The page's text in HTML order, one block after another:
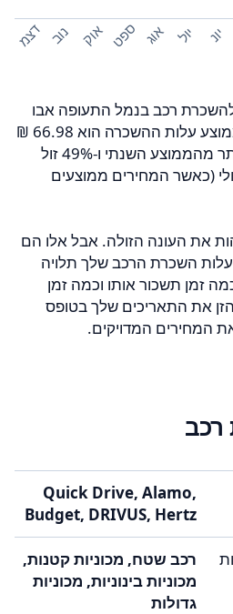
יונ יול אוג ספט אוק נוב דצמ
רכב בנמל התעופה אבו
דאבי הוא מאי — כאשר ממוצע עלות ההשכרה הוא ‏66.98 ‏₪
ליום. זהו מחיר 19% זול יותר מהממוצע השנתי ו-49% זול
(כאשר המחירים ממוצעים
את העונה הזולה. אבל אלו הם
השכרת הרכב שלך תלויה
זמן תשכור אותו וכמה זמן
את התאריכים שלך בטופס
המחירים המדויקים.
רכב
Quick Drive, Alamo,
Budget, DRIVUS, Hertz
רכב שטח, מכוניות קטנות,
מכוניות בינוניות, מכוניות
גדולות